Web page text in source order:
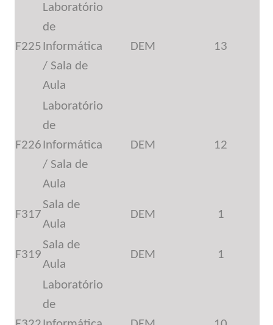
F225
Laboratório
de
Informática
/ Sala de
Aula
DEM 13
F226
Laboratório
de
Informática
/ Sala de
Aula
DEM 12
F317
Sala de
Aula
DEM 1
F319
Sala de
Aula
DEM 1
Laboratório
de